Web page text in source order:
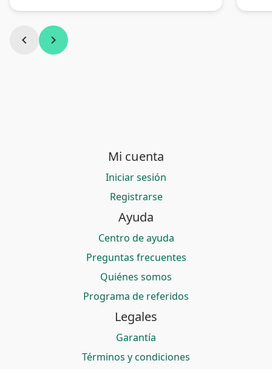
chevron_left chevron_right
Mi cuenta
Iniciar sesión
Registrarse
Ayuda
Centro de ayuda
Preguntas frecuentes
Quiénes somos
Programa de referidos
Legales
Garantía
Términos y condiciones